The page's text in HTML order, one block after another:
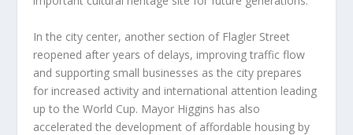
In the city center, another section of Flagler Street
reopened after years of delays, improving traffic flow
and supporting small businesses as the city prepares
for increased activity and international attention leading
up to the World Cup. Mayor Higgins has also
accelerated the development of affordable housing by